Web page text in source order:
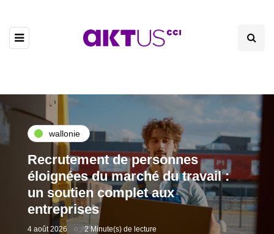
wallonie
Recrutement de personnes
éloignées du marché du travail :
un soutien complet aux
entreprises
4 août 2026 2 Minute(s) de lecture